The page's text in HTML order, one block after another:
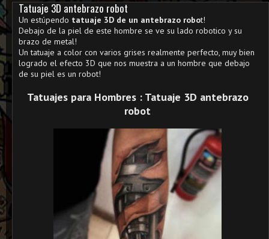
Tatuaje 3D antebrazo robot
Un estúpendo tatuaje 3D de un antebrazo robot!
Debajo de la piel de este hombre se ve su lado robotico y su
brazo de metal!
Un tatuaje a color con varios grises realmente perfecto, muy bien
logrado el efecto 3D que nos muestra a un hombre que debajo
de su piel es un robot!
Tatuajes para Hombres : Tatuaje 3D antebrazo
robot